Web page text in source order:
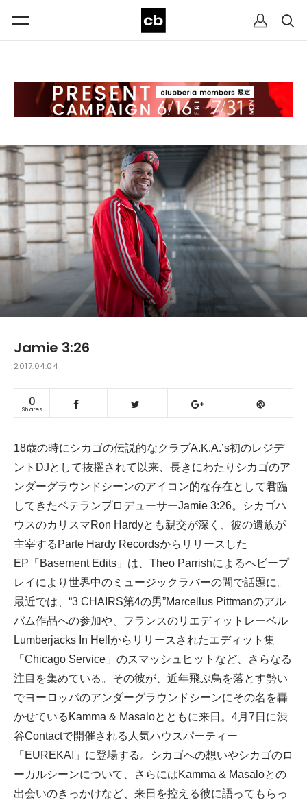
Jamie 3:26
2017.04.04
0
Shares
18歳の時にシカゴの伝説的なクラブA.K.A.’s初のレジデ
ントDJとして抜擢されて以来、長きにわたりシカゴのア
ンダーグラウンドシーンのアイコン的な存在として君臨
してきたベテランプロデューサーJamie 3:26。シカゴハ
ウスのカリスマRon Hardyとも親交が深く、彼の遺族が
主宰するParte Hardy Recordsからリリースした
EP「Basement Edits」は、Theo Parrishによるヘビープ
レイにより世界中のミュージックラバーの間で話題に。
最近では、“3 CHAIRS第4の男”Marcellus Pittmanのアル
バム作品への参加や、フランスのリエディットレーベル
Lumberjacks In Hellからリリースされたエディット集
「Chicago Service」のスマッシュヒットなど、さらなる
注目を集めている。その彼が、近年飛ぶ鳥を落とす勢い
でヨーロッパのアンダーグラウンドシーンにその名を轟
かせているKamma & Masaloとともに来日。4月7日に渋
谷Contactで開催される人気ハウスパーティー
「EUREKA!」に登場する。シカゴへの想いやシカゴのロ
ーカルシーンについて、さらにはKamma & Masaloとの
出会いのきっかけなど、来日を控える彼に語ってもらっ